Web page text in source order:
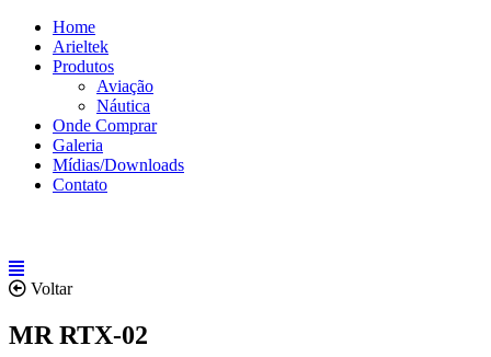
Home
Arieltek
Produtos
Aviação
Náutica
Onde Comprar
Galeria
Mídias/Downloads
Contato
Voltar
MR RTX-02